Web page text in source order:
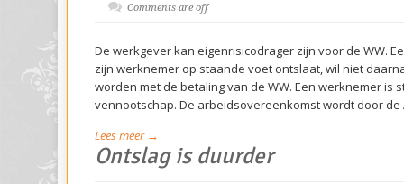
Comments are off
De werkgever kan eigenrisicodrager zijn voor de WW.
zijn werknemer op staande voet ontslaat, wil niet
worden met de betaling van de WW. Een werknemer is
vennootschap. De arbeidsovereenkomst wordt door de
Lees meer →
Ontslag is duurder